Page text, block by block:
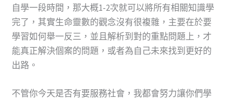
自學一段時間，那大概1-2次就可以將所有相關知識學
完了，其實生命靈數的觀念沒有很複雜，主要在於要
學習如何舉一反三，並且解析到對的重點問題上，才
能真正解決個案的問題，或者為自己未來找到更好的
出路。
不管你今天是否有要服務社會，我都會努力讓你們學